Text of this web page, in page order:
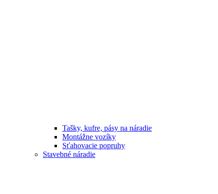
Tašky, kufre, pásy na náradie
Montážne vozíky
Sťahovacie popruhy
Stavebné náradie